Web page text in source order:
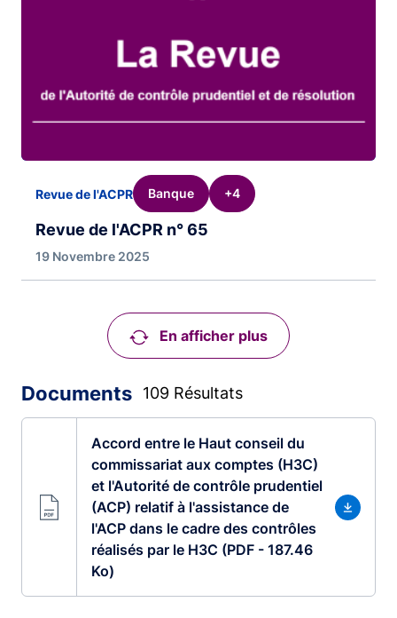
Revue de l'ACPR n° 65
Revue de l'ACPR Banque +4
19 Novembre 2025
En afficher plus
Documents 109 Résultats
Accord entre le Haut conseil du
commissariat aux comptes (H3C)
et l'Autorité de contrôle prudentiel
(ACP) relatif à l'assistance de
l'ACP dans le cadre des contrôles
réalisés par le H3C (PDF - 187.46
Ko)